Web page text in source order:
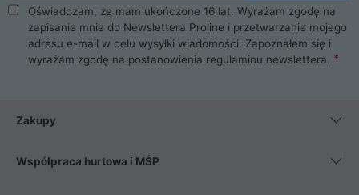
Oświadczam, że mam ukończone 16 lat. Wyrażam zgodę na
zapisanie mnie do Newslettera Proline i przetwarzanie mojego
adresu e-mail w celu wysyłki wiadomości. Zapoznałem się i
wyrażam zgodę na postanowienia regulaminu newslettera.
Zakupy
Współpraca hurtowa i MŚP